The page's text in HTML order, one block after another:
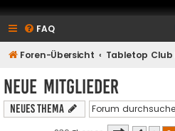
FAQ
Foren-Übersicht
Neue Mitglieder
Neues Thema